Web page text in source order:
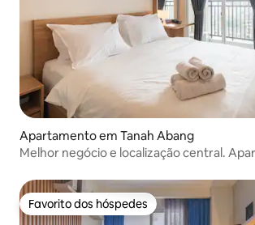
Apartamento em Tanah Abang
Melhor negócio e localização central.
Favorito dos hóspedes
Favorito dos hóspedes